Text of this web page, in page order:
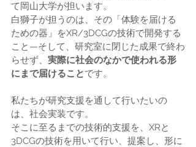
て岡山大学が担います。
白獅子が担うのは、その「体験を届ける
ための器」をXR/3DCGの技術で開発する
こと—そして、研究室に閉じた成果で終わ
らせず、 実際に社会のなかで使われる形
にまで届けることです。
私たちが研究支援を通して行いたいの
は、社会実装です。
そこに至るまでの技術的支援を、XRと
3DCGの技術を用いて行い、提案し、形に